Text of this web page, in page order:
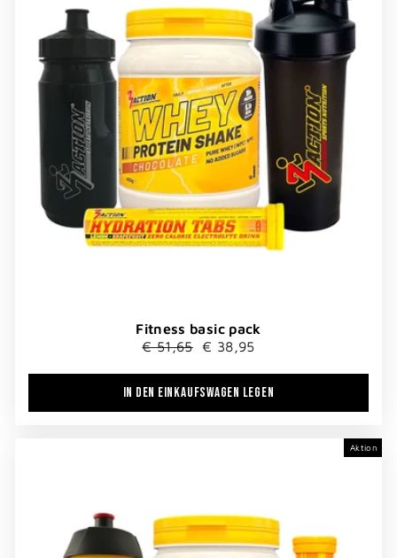
Fitness basic pack
Normaler
€ 51,65 Sonderpreis
€ 38,95
IN DEN EINKAUFSWAGEN LEGEN
Aktion